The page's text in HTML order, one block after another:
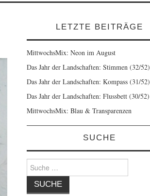
LETZTE BEITRÄGE
MittwochsMix: Neon im August
Das Jahr der Landschaften: Stimmen (32/52)
Das Jahr der Landschaften: Kompass (31/52)
Das Jahr der Landschaften: Flussbett (30/52)
MittwochsMix: Blau & Transparenzen
SUCHE
Suche
nach: